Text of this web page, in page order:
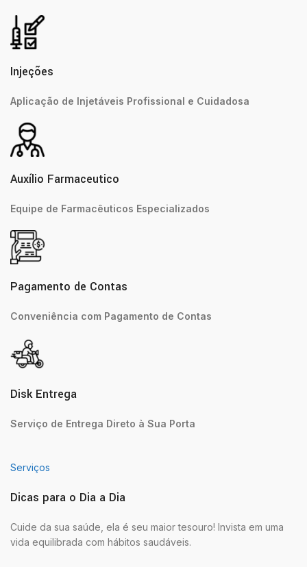
Injeções
Aplicação de Injetáveis Profissional e Cuidadosa
Auxílio Farmaceutico
Equipe de Farmacêuticos Especializados
Pagamento de Contas
Conveniência com Pagamento de Contas
Disk Entrega
Serviço de Entrega Direto à Sua Porta
Serviços
Dicas para o Dia a Dia
Cuide da sua saúde, ela é seu maior tesouro! Invista em uma
vida equilibrada com hábitos saudáveis.